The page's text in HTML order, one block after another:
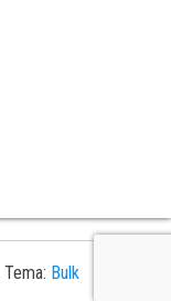
Tema: Bulk